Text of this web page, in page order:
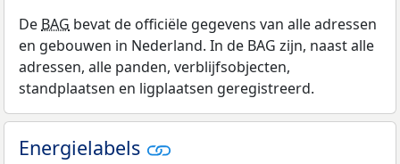
De BAG bevat de officiële gegevens van alle adressen
en gebouwen in Nederland. In de BAG zijn, naast alle
adressen, alle panden, verblijfsobjecten,
standplaatsen en ligplaatsen geregistreerd.
Energielabels